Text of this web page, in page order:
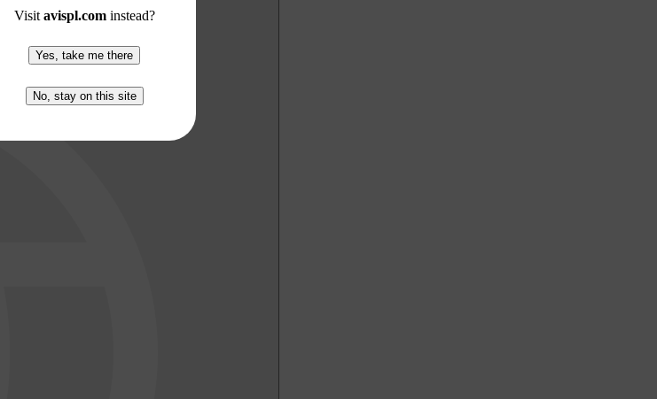
Visit avispl.cominstead?
Yes, take me there
No, stay on this site